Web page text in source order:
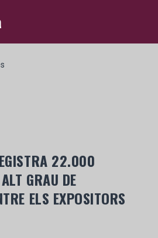
22.000
GRAU DE
ELS EXPOSITORS